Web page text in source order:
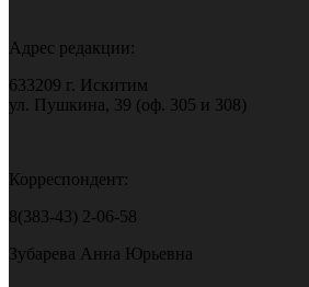
Адрес редакции:
633209 г. Искитим
ул. Пушкина, 39 (оф. 305 и 308)
Корреспондент:
8(383-43) 2-06-58
Зубарева Анна Юрьевна